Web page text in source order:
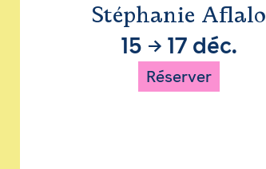
Stéphanie Aflalo
15 → 17 déc.
Réserver